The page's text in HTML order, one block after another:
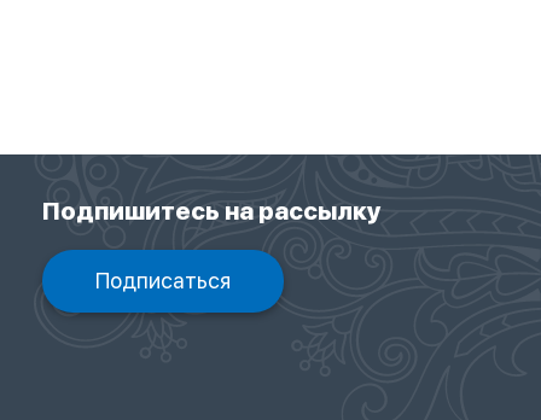
Подпишитесь на рассылку
Подписаться